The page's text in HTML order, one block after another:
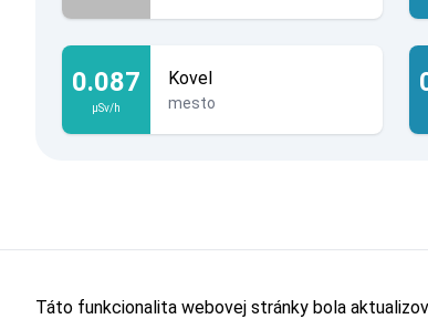
0.087
µSv/h
Kovel
mesto
Táto funkcionalita webovej stránky bola